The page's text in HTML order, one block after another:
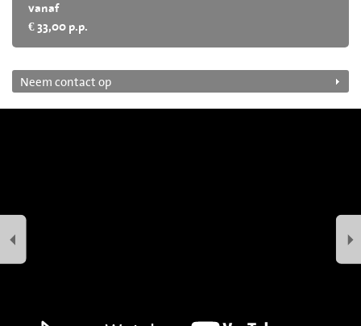
vanaf
€ 33,00 p.p.
Neem contact op